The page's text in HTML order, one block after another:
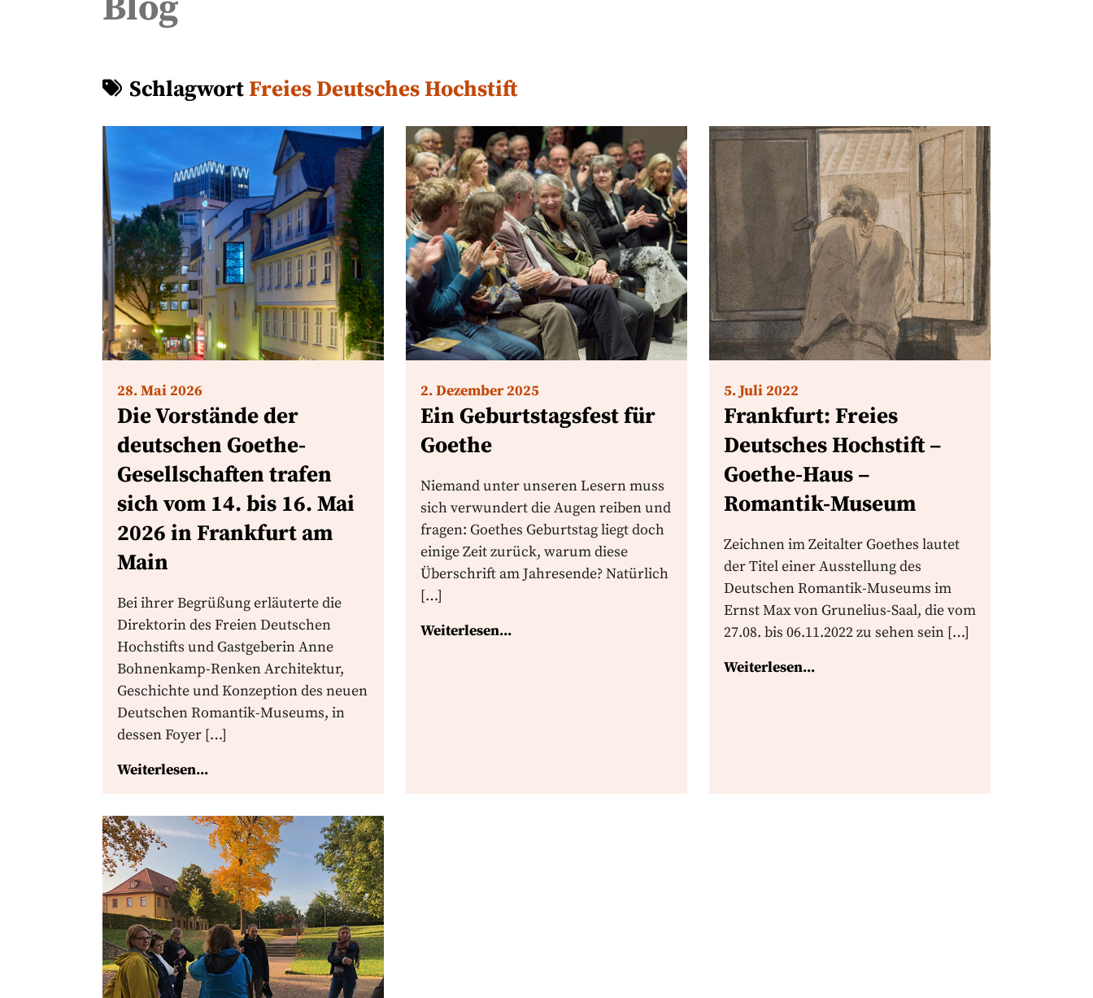
SchlagwortFreies Deutsches Hochstift
28. Mai 2026
Die Vorstände der
deutschen Goethe-
Gesellschaften trafen
sich vom 14. bis 16. Mai
2026 in Frankfurt am
Main
Bei ihrer Begrüßung erläuterte die
Direktorin des Freien Deutschen
Hochstifts und Gastgeberin Anne
Bohnenkamp-Renken Architektur,
Geschichte und Konzeption des neuen
Deutschen Romantik-Museums, in
dessen Foyer […]
Weiterlesen...
2. Dezember 2025
Ein Geburtstagsfest für
Goethe
Niemand unter unseren Lesern muss
sich verwundert die Augen reiben und
fragen: Goethes Geburtstag liegt doch
einige Zeit zurück, warum diese
Überschrift am Jahresende? Natürlich
[…]
Weiterlesen...
5. Juli 2022
Frankfurt: Freies
Deutsches Hochstift –
Goethe-Haus –
Romantik-Museum
Zeichnen im Zeitalter Goethes lautet
der Titel einer Ausstellung des
Deutschen Romantik-Museums im
Ernst Max von Grunelius-Saal, die vom
27.08. bis 06.11.2022 zu sehen sein […]
Weiterlesen...